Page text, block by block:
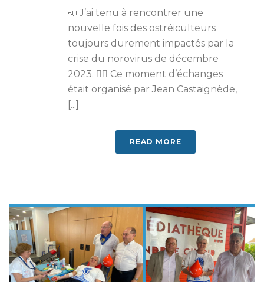
📣 J’ai tenu à rencontrer une
nouvelle fois des ostréiculteurs
toujours durement impactés par la
crise du norovirus de décembre
2023. 👉🏻 Ce moment d’échanges
était organisé par Jean Castaignède,
[...]
READ MORE